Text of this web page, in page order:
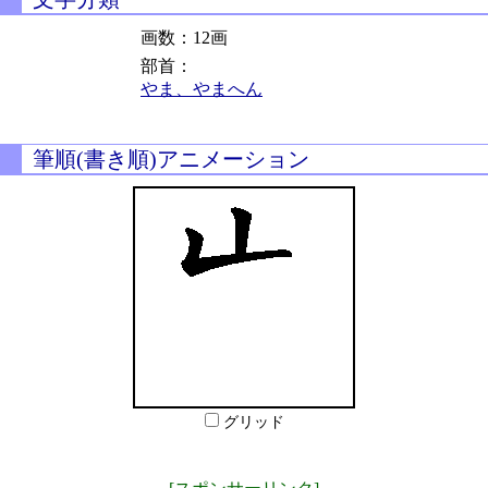
画数：12画
部首：
やま、やまへん
筆順(書き順)アニメーション
グリッド